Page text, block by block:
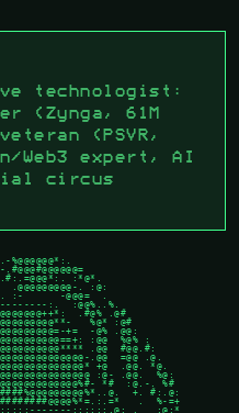
technologist:
(Zynga, 61M
(PSVR,
Web3 expert, AI
circus
%@@@@@@*:.
.#@@@#@@@@@@=
:*@*.
.@@@@@@@@@-. :@:
:-      -@@@=  .
:.  :@@%..%.
.#@% .@#
%@* :@#
+=  -@% .@@:
:@@  %@% :
.@@  #@@.#:
.@@  =@@ .@.
+@  .@@. *@.
:@- .@@.  %@:
*#  :@.-. %#
+. #:.@:
.  %-=+
::::::.@: .   :@:*